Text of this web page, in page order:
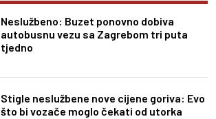
Neslužbeno: Buzet ponovno dobiva
autobusnu vezu sa Zagrebom tri puta
tjedno
Stigle neslužbene nove cijene goriva: Evo
što bi vozače moglo čekati od utorka